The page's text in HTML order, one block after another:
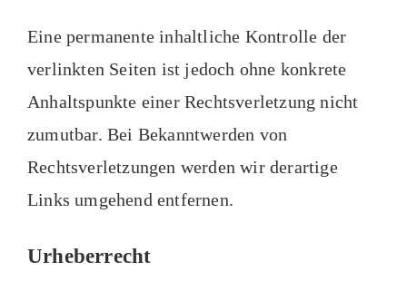
Eine permanente inhaltliche Kontrolle der
verlinkten Seiten ist jedoch ohne konkrete
Anhaltspunkte einer Rechtsverletzung nicht
zumutbar. Bei Bekanntwerden von
Rechtsverletzungen werden wir derartige
Links umgehend entfernen.
Urheberrecht